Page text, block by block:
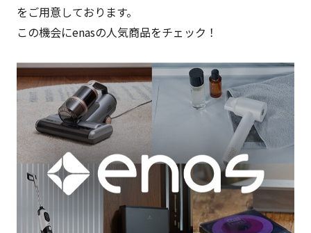
をご用意しております。
この機会にenasの人気商品をチェック！